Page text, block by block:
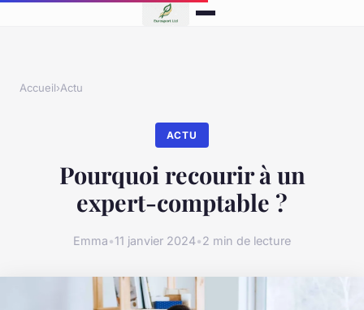
Accueil›Actu
ACTU
Pourquoi recourir à un
expert-comptable ?
Emma•11 janvier 2024•2 min de lecture